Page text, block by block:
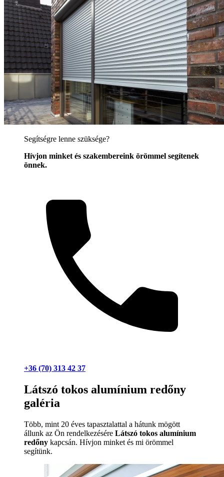
Segítségre lenne szüksége?
Hívjon minket és szakembereink örömmel segítenek
önnek.
+36 (70) 313 42 37
Látszó tokos alumínium redőny
galéria
Több, mint 20 éves tapasztalattal a hátunk mögött
állunk az Ön rendelkezésére Látszó tokos alumínium
redőny kapcsán. Hívjon minket és mi örömmel
segítünk.